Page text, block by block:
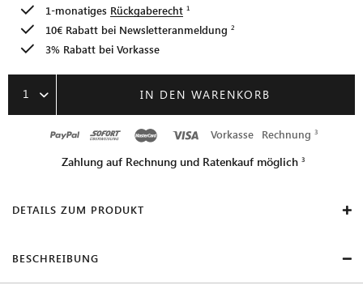
1-monatiges Rückgaberecht
10€ Rabatt bei Newsletteranmeldung
3% Rabatt bei Vorkasse
1 IN DEN WARENKORB
Vorkasse Rechnung
Zahlung auf Rechnung und Ratenkauf möglich
DETAILS ZUM PRODUKT
BESCHREIBUNG